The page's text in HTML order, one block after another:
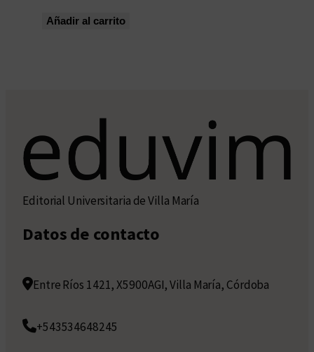
Añadir al carrito
Editorial Universitaria de Villa María
Datos de contacto
Entre Ríos 1421, X5900AGI, Villa María, Córdoba
+543534648245